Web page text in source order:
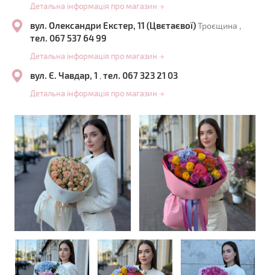
Детальна інформація про магазин →
вул. Олександри Екстер, 11 (Цвєтаєвої)Троєщина ,
тел. 067 537 64 99
Детальна інформація про магазин →
вул. Є. Чавдар, 1 , тел. 067 323 21 03
Детальна інформація про магазин →